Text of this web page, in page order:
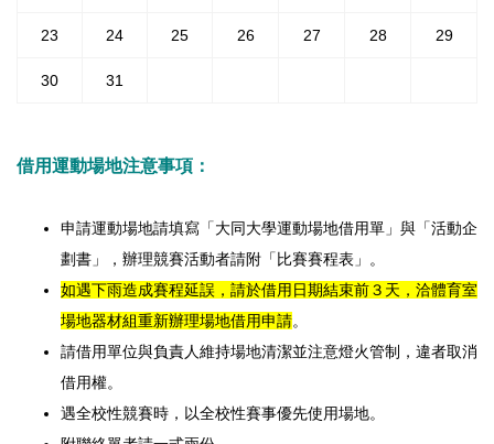
23 24 25 26 27 28 29
30 31
借用運動場地注意事項：
申請運動場地請填寫「大同大學運動場地借用單」與「活動企
劃書」，辦理競賽活動者請附「比賽賽程表」。
如遇下雨造成賽程延誤，請於借用日期結束前３天，洽體育室
場地器材組重新辦理場地借用申請。
請借用單位與負責人維持場地清潔並注意燈火管制，違者取消
借用權。
遇全校性競賽時，以全校性賽事優先使用場地。